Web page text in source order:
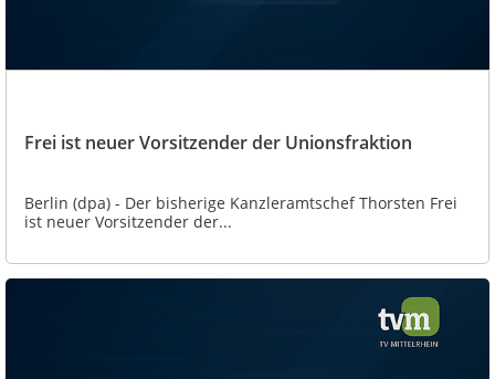
Frei ist neuer Vorsitzender der Unionsfraktion
Berlin (dpa) - Der bisherige Kanzleramtschef Thorsten Frei
ist neuer Vorsitzender der...